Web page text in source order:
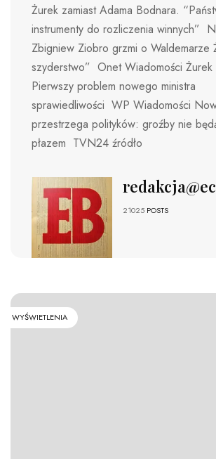
Żurek zamiast Adama Bodnara.
instrumenty do rozliczenia winnych”
Zbigniew Ziobro grzmi o Waldemarze
szyderstwo” Onet Wiadomości Żurek
Pierwszy problem nowego ministra
sprawiedliwości WP Wiadomości
przestrzega polityków: groźby nie
płazem TVN24 źródło
21025 POSTS
WYŚWIETLENIA